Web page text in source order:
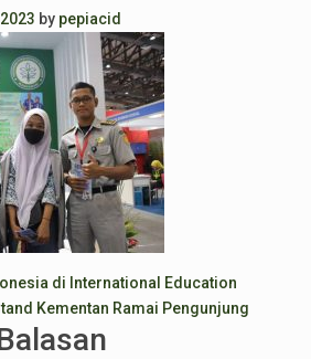
by pepiacid
di International Education
Kementan Ramai Pengunjung